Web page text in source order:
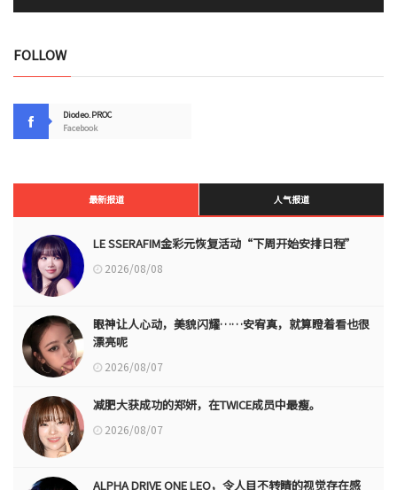
FOLLOW
Diodeo.PROC
Facebook
最新报道 人气报道
LE SSERAFIM金彩元恢复活动“下周开始安排日程”
2026/08/08
眼神让人心动，美貌闪耀……安宥真，就算瞪着看也很
漂亮呢
2026/08/07
减肥大获成功的郑妍，在TWICE成员中最瘦。
2026/08/07
ALPHA DRIVE ONE LEO，令人目不转睛的视觉存在感